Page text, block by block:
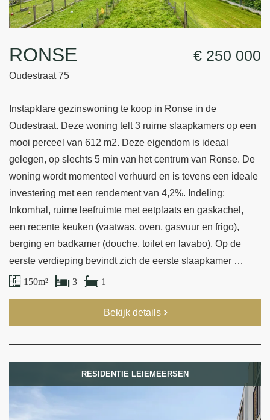
RONSE
Oudestraat 75
€ 250 000
Instapklare gezinswoning te koop in Ronse in de
Oudestraat. Deze woning telt 3 ruime slaapkamers op een
mooi perceel van 612 m2. Deze eigendom is ideaal
gelegen, op slechts 5 min van het centrum van Ronse. De
woning wordt momenteel verhuurd en is tevens een ideale
investering met een rendement van 4,2%. Indeling:
Inkomhal, ruime leefruimte met eetplaats en gaskachel,
een recente keuken (vaatwas, oven, gasvuur en frigo),
berging en badkamer (douche, toilet en lavabo). Op de
eerste verdieping bevindt zich de eerste slaapkamer …
150 m² 3 1
Bekijk details
RESIDENTIE LEIEMEERSEN